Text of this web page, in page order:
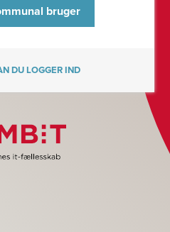
bruger
DU LOGGER IND